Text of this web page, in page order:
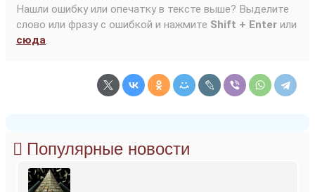
Нашли ошибку или опечатку в тексте выше? Выделите
слово или фразу с ошибкой и нажмите Shift + Enter или
сюда.
Популярные новости